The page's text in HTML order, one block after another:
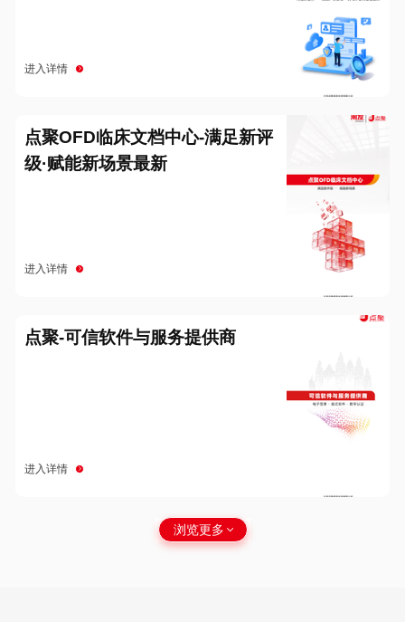
进入详情
点聚OFD临床文档中心-满足新评
级·赋能新场景最新
进入详情
点聚-可信软件与服务提供商
进入详情
浏览更多